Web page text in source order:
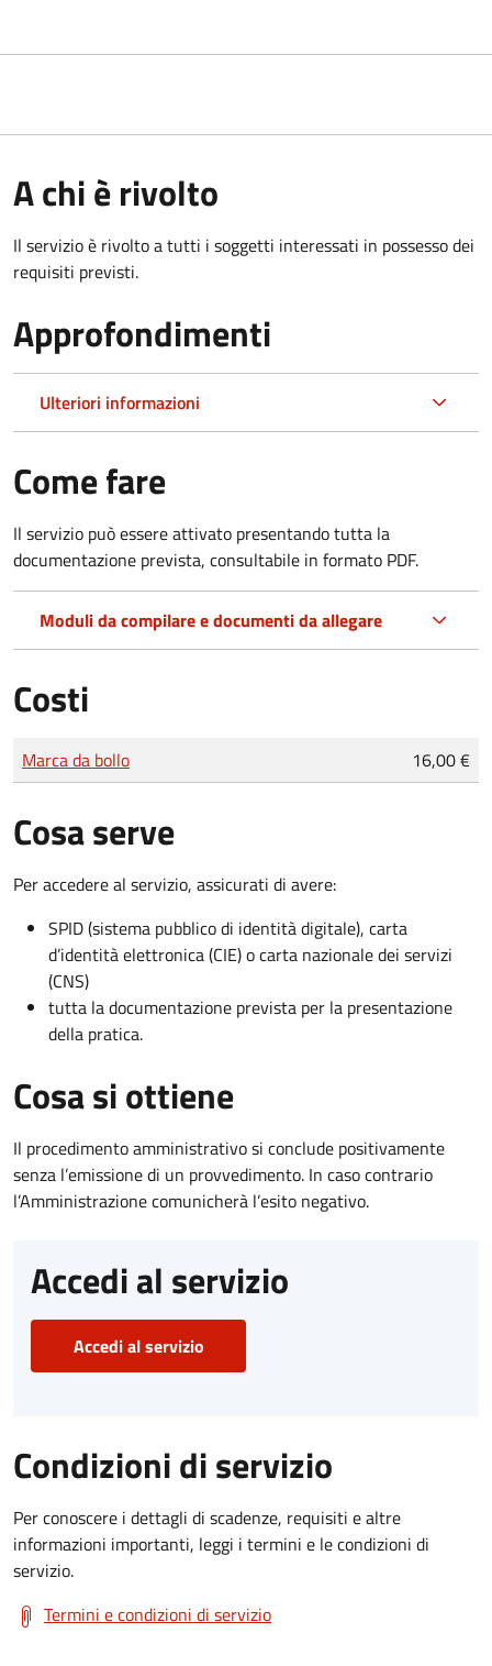
A chi è rivolto
Il servizio è rivolto a tutti i soggetti interessati in possesso dei
requisiti previsti.
Approfondimenti
Ulteriori informazioni
Come fare
Il servizio può essere attivato presentando tutta la
documentazione prevista, consultabile in formato PDF.
Moduli da compilare e documenti da allegare
Costi
Tipo di pagamento
Importo
Marca da bollo 16,00 €
Cosa serve
Per accedere al servizio, assicurati di avere:
SPID (sistema pubblico di identità digitale), carta
d’identità elettronica (CIE) o carta nazionale dei servizi
(CNS)
tutta la documentazione prevista per la presentazione
della pratica.
Cosa si ottiene
Il procedimento amministrativo si conclude positivamente
senza l’emissione di un provvedimento. In caso contrario
l’Amministrazione comunicherà l’esito negativo.
Accedi al servizio
Accedi al servizio
Condizioni di servizio
Per conoscere i dettagli di scadenze, requisiti e altre
informazioni importanti, leggi i termini e le condizioni di
servizio.
Termini e condizioni di servizio